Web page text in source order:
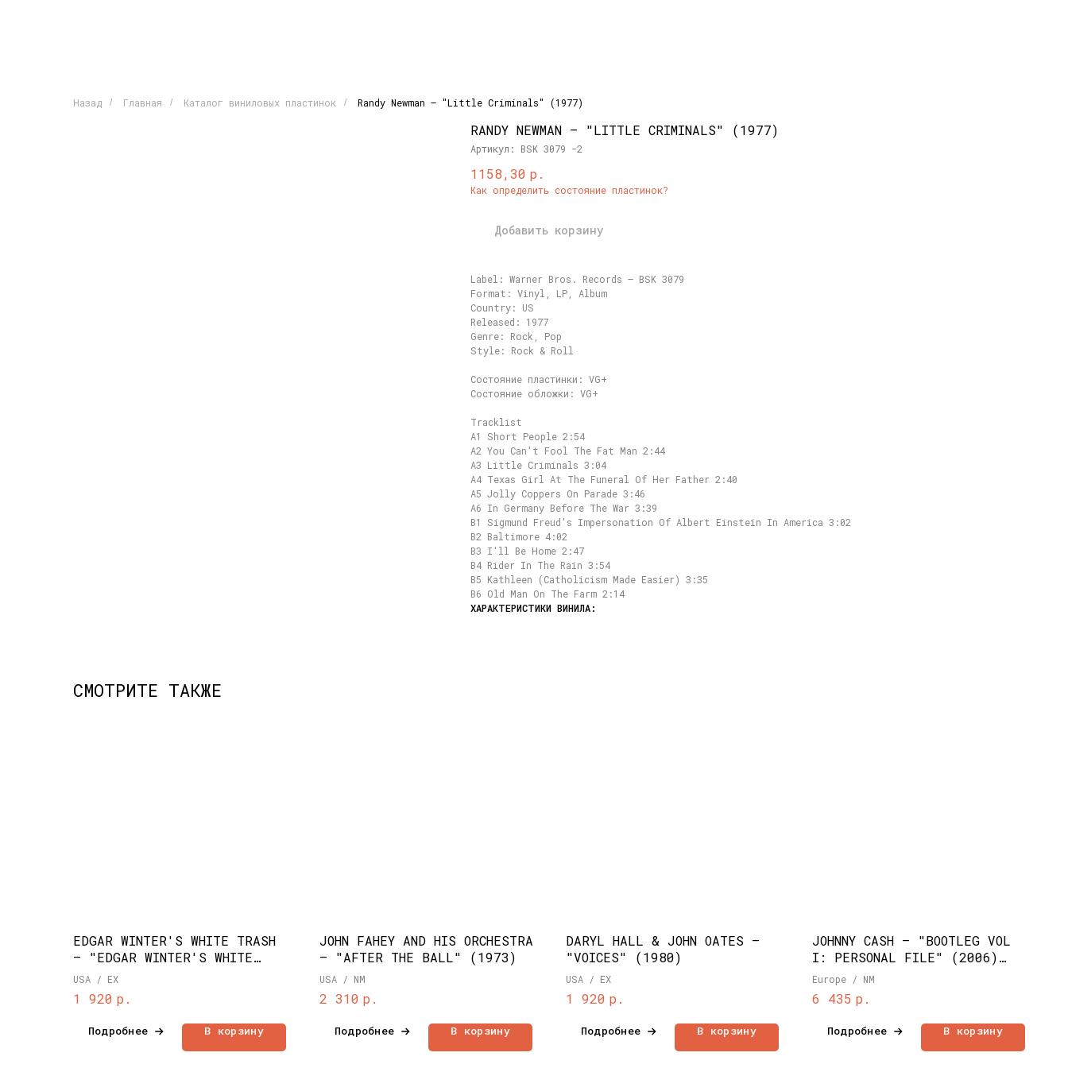
Назад / Главная / Каталог виниловых пластинок / Randy Newman – "Little Criminals" (1977)
RANDY NEWMAN – "LITTLE CRIMINALS" (1977)
Артикул: BSK 3079 -2
1158,30 р.
Как определить состояние пластинок?
Добавить корзину
Label: Warner Bros. Records – BSK 3079
Format: Vinyl, LP, Album
Country: US
Released: 1977
Genre: Rock, Pop
Style: Rock & Roll
Состояние пластинки: VG+
Состояние обложки: VG+
Tracklist
A1 Short People 2:54
A2 You Can't Fool The Fat Man 2:44
A3 Little Criminals 3:04
A4 Texas Girl At The Funeral Of Her Father 2:40
A5 Jolly Coppers On Parade 3:46
A6 In Germany Before The War 3:39
B1 Sigmund Freud's Impersonation Of Albert Einstein In America 3:02
B2 Baltimore 4:02
B3 I'll Be Home 2:47
B4 Rider In The Rain 3:54
B5 Kathleen (Catholicism Made Easier) 3:35
B6 Old Man On The Farm 2:14
СМОТРИТЕ ТАКЖЕ
EDGAR WINTER'S WHITE TRASH
– "EDGAR WINTER'S WHITE
TRASH" (1971)
USA / EX
1 920 р.
Подробнее В корзину
JOHN FAHEY AND HIS ORCHESTRA
– "AFTER THE BALL" (1973)
USA / NM
2 310 р.
Подробнее В корзину
DARYL HALL & JOHN OATES –
"VOICES" (1980)
USA / EX
1 920 р.
Подробнее В корзину
JOHNNY CASH – "BOOTLEG VOL
I: PERSONAL FILE" (2006)
3LP BOX
Europe / NM
6 435 р.
Подробнее В корзину